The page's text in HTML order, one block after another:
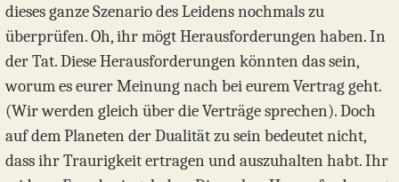
dieses ganze Szenario des Leidens nochmals zu
überprüfen. Oh, ihr mögt Herausforderungen haben. In
der Tat. Diese Herausforderungen könnten das sein,
worum es eurer Meinung nach bei eurem Vertrag geht.
(Wir werden gleich über die Verträge sprechen). Doch
auf dem Planeten der Dualität zu sein bedeutet nicht,
dass ihr Traurigkeit ertragen und auszuhalten habt. Ihr